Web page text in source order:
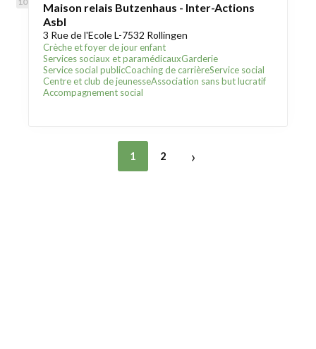
Maison relais Butzenhaus - Inter-Actions
Asbl
3 Rue de l'Ecole L-7532 Rollingen
Crèche et foyer de jour enfant
Services sociaux et paramédicauxGarderie
Service social publicCoaching de carrièreService social
Centre et club de jeunesseAssociation sans but lucratif
Accompagnement social
1 2 ›